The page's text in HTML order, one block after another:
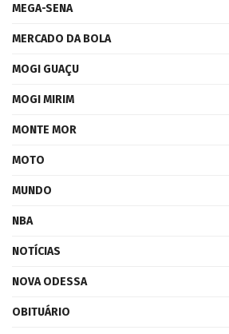
MEGA-SENA
MERCADO DA BOLA
MOGI GUAÇU
MOGI MIRIM
MONTE MOR
MOTO
MUNDO
NBA
NOTÍCIAS
NOVA ODESSA
OBITUÁRIO